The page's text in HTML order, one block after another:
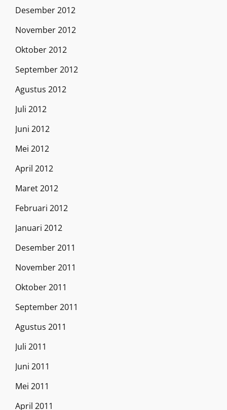
Desember 2012
November 2012
Oktober 2012
September 2012
Agustus 2012
Juli 2012
Juni 2012
Mei 2012
April 2012
Maret 2012
Februari 2012
Januari 2012
Desember 2011
November 2011
Oktober 2011
September 2011
Agustus 2011
Juli 2011
Juni 2011
Mei 2011
April 2011